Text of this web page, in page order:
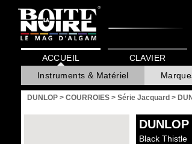
ACCUEIL
Instruments & Matériel
CLAVIER
DUNLOP > COURROIES > Série Jacquard >
DUNLOP
Black Thistle